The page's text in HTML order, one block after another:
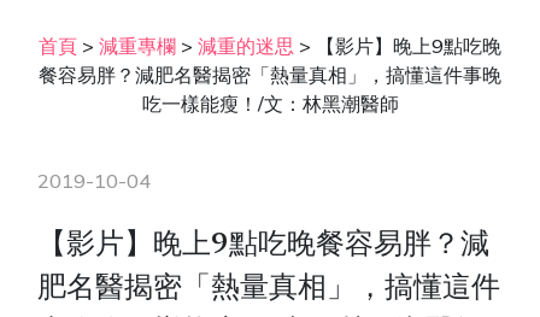
首頁 > 減重專欄 > 減重的迷思 >
【影片】晚上9點吃晚
餐容易胖？減肥名醫揭密「熱量真相」，搞懂這件事晚
吃一樣能瘦！/文：林黑潮醫師
2019-10-04
【影片】晚上9點吃晚餐容易胖？減
肥名醫揭密「熱量真相」，搞懂這件